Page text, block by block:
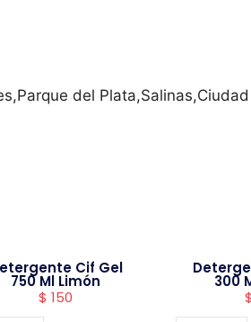
del
Cif Gel
750 Ml Limón
$ 150
300
$